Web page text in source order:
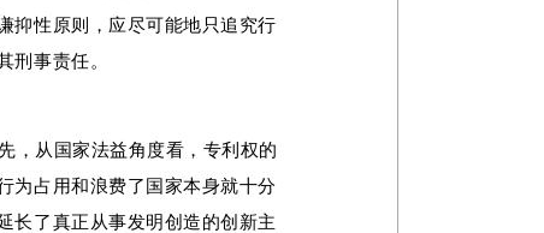
抑性原则，应尽可能地只追究行
刑事责任。
，从国家法益角度看，专利权的
为占用和浪费了国家本身就十分
长了真正从事发明创造的创新主